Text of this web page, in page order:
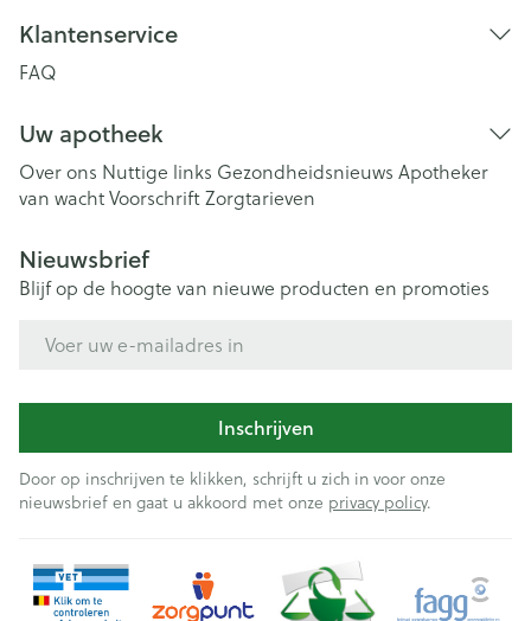
Klantenservice
FAQ
Uw apotheek
Over ons Nuttige links Gezondheidsnieuws Apotheker
van wachtVoorschriftZorgtarieven
Nieuwsbrief
Blijf op de hoogte van nieuwe producten en promoties
Inschrijven
Door op inschrijven te klikken, schrijft u zich in voor onze
nieuwsbrief en gaat u akkoord met onze privacy policy.